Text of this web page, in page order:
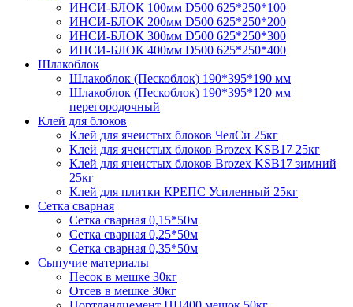
ИНСИ-БЛОК 100мм D500 625*250*100
ИНСИ-БЛОК 200мм D500 625*250*200
ИНСИ-БЛОК 300мм D500 625*250*300
ИНСИ-БЛОК 400мм D500 625*250*400
Шлакоблок
Шлакоблок (Пескоблок) 190*395*190 мм
Шлакоблок (Пескоблок) 190*395*120 мм
перегородочный
Клей для блоков
Клей для ячеистых блоков ЧелСи 25кг
Клей для ячеистых блоков Brozex KSB17 25кг
Клей для ячеистых блоков Brozex KSB17 зимний
25кг
Клей для плитки КРЕПС Усиленный 25кг
Сетка сварная
Сетка сварная 0,15*50м
Сетка сварная 0,25*50м
Сетка сварная 0,35*50м
Сыпучие материалы
Песок в мешке 30кг
Отсев в мешке 30кг